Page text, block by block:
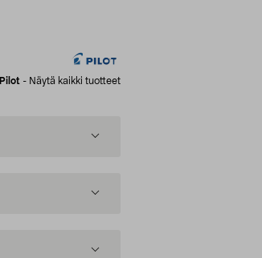
Pilot - Näytä kaikki tuotteet